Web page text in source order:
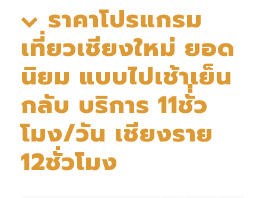
ราคาโปรแกรม
เที่ยวเชียงใหม่ ยอด
นิยม แบบไปเช้าเย็น
กลับ บริการ 11ชั่่ว
โมง/วัน เชียงราย
12ชั่วโมง